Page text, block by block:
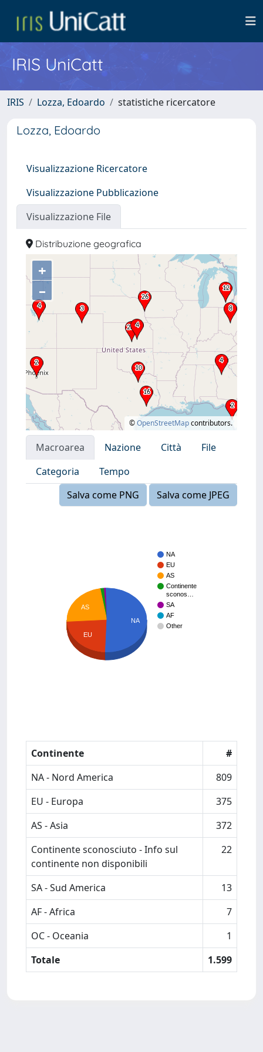
IRIS UniCatt
IRIS Lozza, Edoardo statistiche ricercatore
Lozza, Edoardo
Visualizzazione Ricercatore
Visualizzazione Pubblicazione
Visualizzazione File
Distribuzione geografica
+
–
©OpenStreetMapcontributors.
Macroarea Nazione Città
File
Categoria
Tempo
Salva come PNG
Salva come JPEG
NA
EU
AS
Continente
sconos…
SA
AF
Other
AS
EU
NA
Continente
#
NA - Nord America
809
EU - Europa
375
AS - Asia
372
Continente sconosciuto - Info sul
continente non disponibili
22
SA - Sud America
13
AF - Africa
7
OC - Oceania
1
Totale
1.599